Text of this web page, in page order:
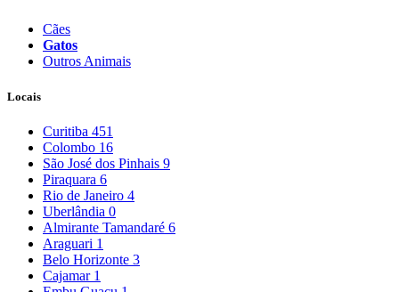
Cães
Gatos
Outros Animais
Locais
Curitiba 451
Colombo 16
São José dos Pinhais 9
Piraquara 6
Rio de Janeiro 4
Uberlândia 0
Almirante Tamandaré 6
Araguari 1
Belo Horizonte 3
Cajamar 1